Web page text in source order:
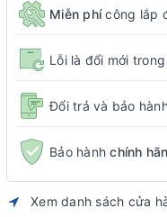
Miễn phícông lắp
Lỗi là đổi mới
Đổi trả và bảo
Bảo hànhchính
Xem danh sách cửa